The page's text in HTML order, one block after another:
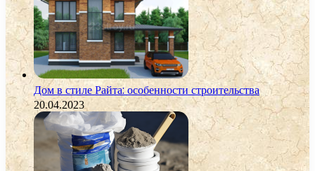
Дом в стиле Райта: особенности строительства
20.04.2023